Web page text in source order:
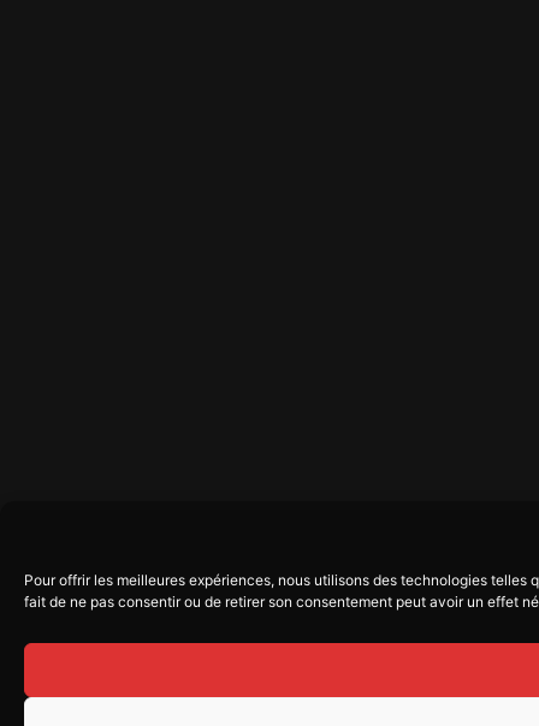
Pour offrir les meilleures expériences, nous utilisons des technologies
fait de ne pas consentir ou de retirer son consentement peut avoir un effet